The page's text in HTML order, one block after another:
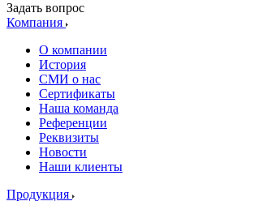
Задать вопрос
Компания
О компании
История
СМИ о нас
Cертификаты
Наша команда
Референции
Реквизиты
Новости
Наши клиенты
Продукция